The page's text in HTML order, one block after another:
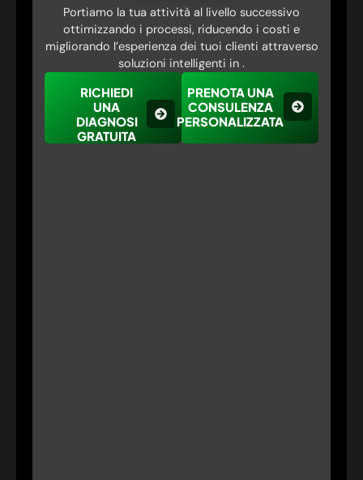
Portiamo la tua attività al livello successivo
ottimizzando i processi, riducendo i costi e
migliorando l’esperienza dei tuoi clienti attraverso
soluzioni intelligenti in .
RICHIEDI
UNA
DIAGNOSI
GRATUITA
PRENOTA UNA
CONSULENZA
PERSONALIZZATA